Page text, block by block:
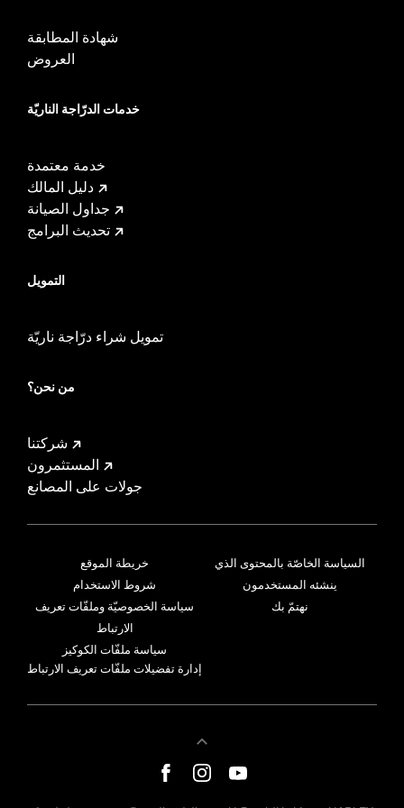
شهادة المطابقة
العروض
خدمات الدرّاجة الناريّة
خدمة معتمدة
دليل المالك
جداول الصيانة
تحديث البرامج
التمويل
تمويل شراء درّاجة ناريّة
من نحن؟
شركتنا
المستثمرون
جولات على المصانع
خريطة الموقع
شروط الاستخدام
سياسة الخصوصيّة وملفّات تعريف
الارتباط
سياسة ملفّات الكوكيز
إدارة تفضيلات ملفّات تعريف الارتباط
السياسة الخاصّة بالمحتوى الذي
ينشئه المستخدمون
نهتمّ بك